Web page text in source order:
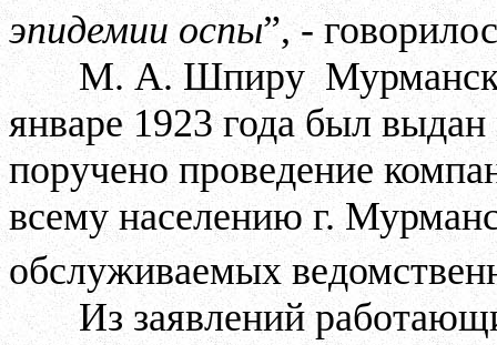
эпидемии оспы”, -
М. А. Шпиру
январе 1923 года был
поручено проведение
всему населению г.
обслуживаемых
Из заявлений